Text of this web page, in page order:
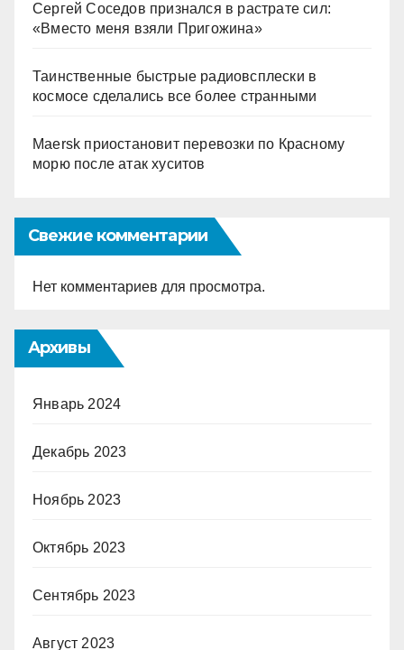
Сергей Соседов признался в растрате сил:
«Вместо меня взяли Пригожина»
Таинственные быстрые радиовсплески в
космосе сделались все более странными
Maersk приостановит перевозки по Красному
морю после атак хуситов
Свежие комментарии
Нет комментариев для просмотра.
Архивы
Январь 2024
Декабрь 2023
Ноябрь 2023
Октябрь 2023
Сентябрь 2023
Август 2023